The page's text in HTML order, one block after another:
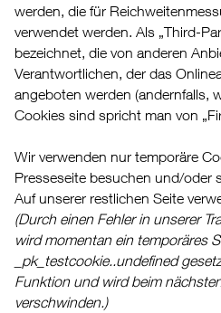
werden, die für
verwendet werden. Als „Third-
bezeichnet, die von anderen
Verantwortlichen, der das
angeboten werden (andernfalls,
Cookies sind spricht man von
Wir verwenden nur temporäre
Presseseite besuchen und/oder
Auf unserer restlichen Seite
(Durch einen Fehler in unserer
wird momentan ein temporäres
_pk_testcookie..undefined
Funktion und wird beim
verschwinden.)